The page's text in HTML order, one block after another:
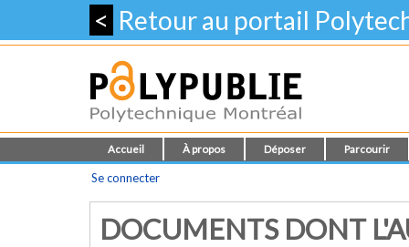
< Retour au portail
Accueil À propos Déposer Parcourir
Se connecter
DOCUMENTS DONT